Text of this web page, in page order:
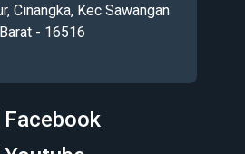
Cinangka, Kec Sawangan
- 16516
Facebook